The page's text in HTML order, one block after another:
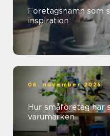
Företagsnamn som
inspiration
06. november 2025
Hur småföretag har
varumärken